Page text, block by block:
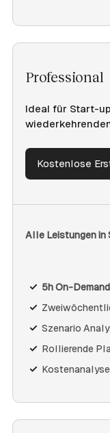
Professional
Ideal für Start-
Kostenlose
Alle Leistungen in
5h On-
Szenario
Rollierende